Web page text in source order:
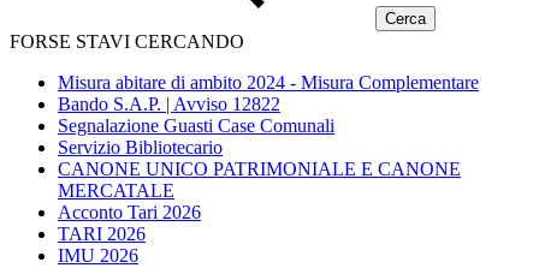
FORSE STAVI CERCANDO
Misura abitare di ambito 2024 - Misura Complementare
Bando S.A.P. | Avviso 12822
Segnalazione Guasti Case Comunali
Servizio Bibliotecario
CANONE UNICO PATRIMONIALE E CANONE
MERCATALE
Acconto Tari 2026
TARI 2026
IMU 2026